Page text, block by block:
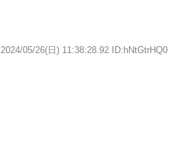
2024/05/26(日) 11:38:28.92 ID:hNtGtrHQ0